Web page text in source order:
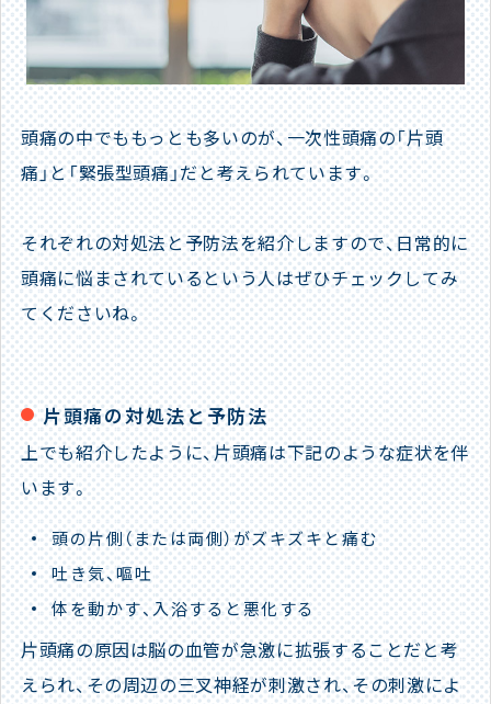
頭痛の中でももっとも多いのが、一次性頭痛の「片頭
痛」と「緊張型頭痛」だと考えられています。
それぞれの対処法と予防法を紹介しますので、日常的に
頭痛に悩まされているという人はぜひチェックしてみ
てくださいね。
片頭痛の対処法と予防法
上でも紹介したように、片頭痛は下記のような症状を伴
います。
頭の片側（または両側）がズキズキと痛む
吐き気、嘔吐
​​体を動かす、入浴すると悪化する
片頭痛の原因は脳の血管が急激に拡張することだと考
えられ、その周辺の三叉神経が刺激され、その刺激によ